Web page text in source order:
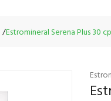
Estromineral Serena Plus 30